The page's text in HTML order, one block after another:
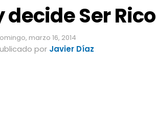
decide Ser Rico
marzo 16, 2014
por Javier Díaz